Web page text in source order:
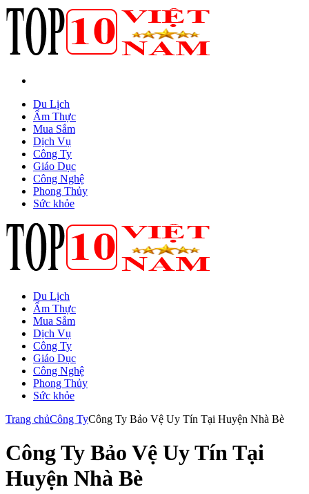
Du Lịch
Ẩm Thực
Mua Sắm
Dịch Vụ
Công Ty
Giáo Dục
Công Nghệ
Phong Thủy
Sức khỏe
Du Lịch
Ẩm Thực
Mua Sắm
Dịch Vụ
Công Ty
Giáo Dục
Công Nghệ
Phong Thủy
Sức khỏe
Trang chủCông TyCông Ty Bảo Vệ Uy Tín Tại Huyện Nhà Bè
Công Ty Bảo Vệ Uy Tín Tại
Huyện Nhà Bè